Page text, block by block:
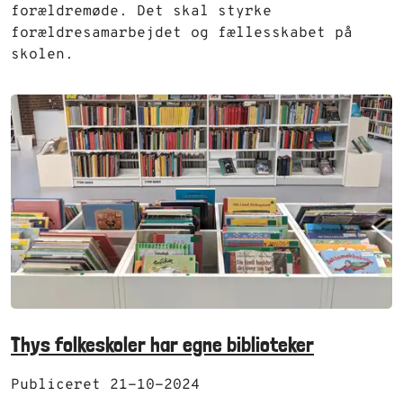
forældremøde. Det skal styrke
forældresamarbejdet og fællesskabet på
skolen.
Thys folkeskoler har egne biblioteker
Publiceret 21-10-2024